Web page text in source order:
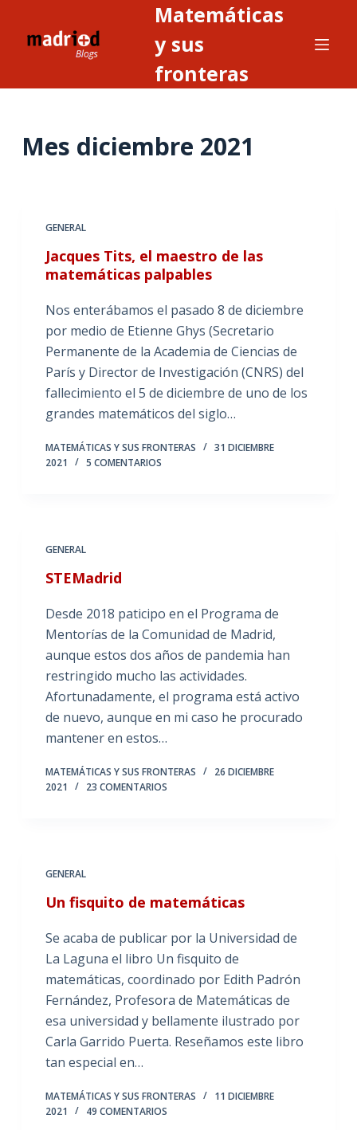
Matemáticas
y sus
fronteras
Mes diciembre 2021
GENERAL
Jacques Tits, el maestro de las
matemáticas palpables
Nos enterábamos el pasado 8 de diciembre
por medio de Etienne Ghys (Secretario
Permanente de la Academia de Ciencias de
París y Director de Investigación (CNRS) del
fallecimiento el 5 de diciembre de uno de los
grandes matemáticos del siglo…
MATEMÁTICAS Y SUS FRONTERAS
31 DICIEMBRE
2021
5 COMENTARIOS
GENERAL
STEMadrid
Desde 2018 paticipo en el Programa de
Mentorías de la Comunidad de Madrid,
aunque estos dos años de pandemia han
restringido mucho las actividades.
Afortunadamente, el programa está activo
de nuevo, aunque en mi caso he procurado
mantener en estos…
MATEMÁTICAS Y SUS FRONTERAS
26 DICIEMBRE
2021
23 COMENTARIOS
GENERAL
Un fisquito de matemáticas
Se acaba de publicar por la Universidad de
La Laguna el libro Un fisquito de
matemáticas, coordinado por Edith Padrón
Fernández, Profesora de Matemáticas de
esa universidad y bellamente ilustrado por
Carla Garrido Puerta. Reseñamos este libro
tan especial en…
MATEMÁTICAS Y SUS FRONTERAS
11 DICIEMBRE
2021
49 COMENTARIOS